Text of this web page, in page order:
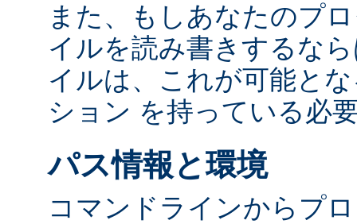
また、もしあなたのプ
イルを読み書きするな
イルは、これが可能と
ション を持っている必
パス情報と環境
コマンドラインからプ